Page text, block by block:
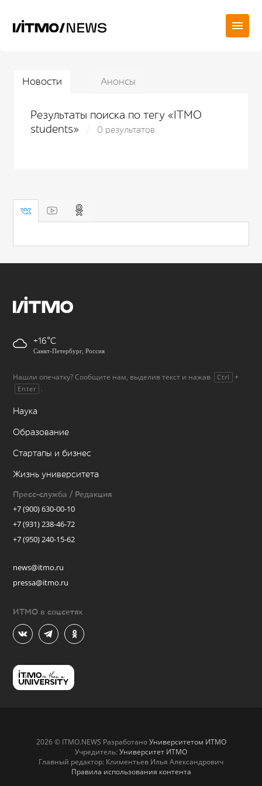
Новости Анонсы
Результаты поиска по тегу «ITMO
students»
0 результатов
+16
Санкт-Петербург, Россия
Нашли опечатку? Сообщите нам, выделив текст и нажав Ctrl +
Enter .
Наука
Образование
Стартапы и бизнес
Жизнь университета
Пресс-служба / Редакция
+7 (900) 630-00-10
+7 (931) 238-46-72
+7 (950) 240-15-62
news@itmo.ru
pressa@itmo.ru
ИТМО в соцсетях
2026 © ITMO.NEWS РазработаноУниверситетом ИТМО
Учредитель: Университет ИТМО
Главный редактор: Климентьев Илья Александрович
Правила использования контента